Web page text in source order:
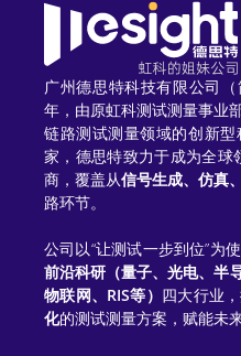
a
t
i
v
e
广州德思特科技有限公司
年，由原虹科测试测量事业
链路测试测量领域的创新
家，德思特致力于成为全球
商，覆盖从信号生成、仿真
路环节。
公司以“让测试一步到位”为
前沿科研（量子、光电、半
物联网、RIS等） 四大行业
化的测试测量方案，赋能未